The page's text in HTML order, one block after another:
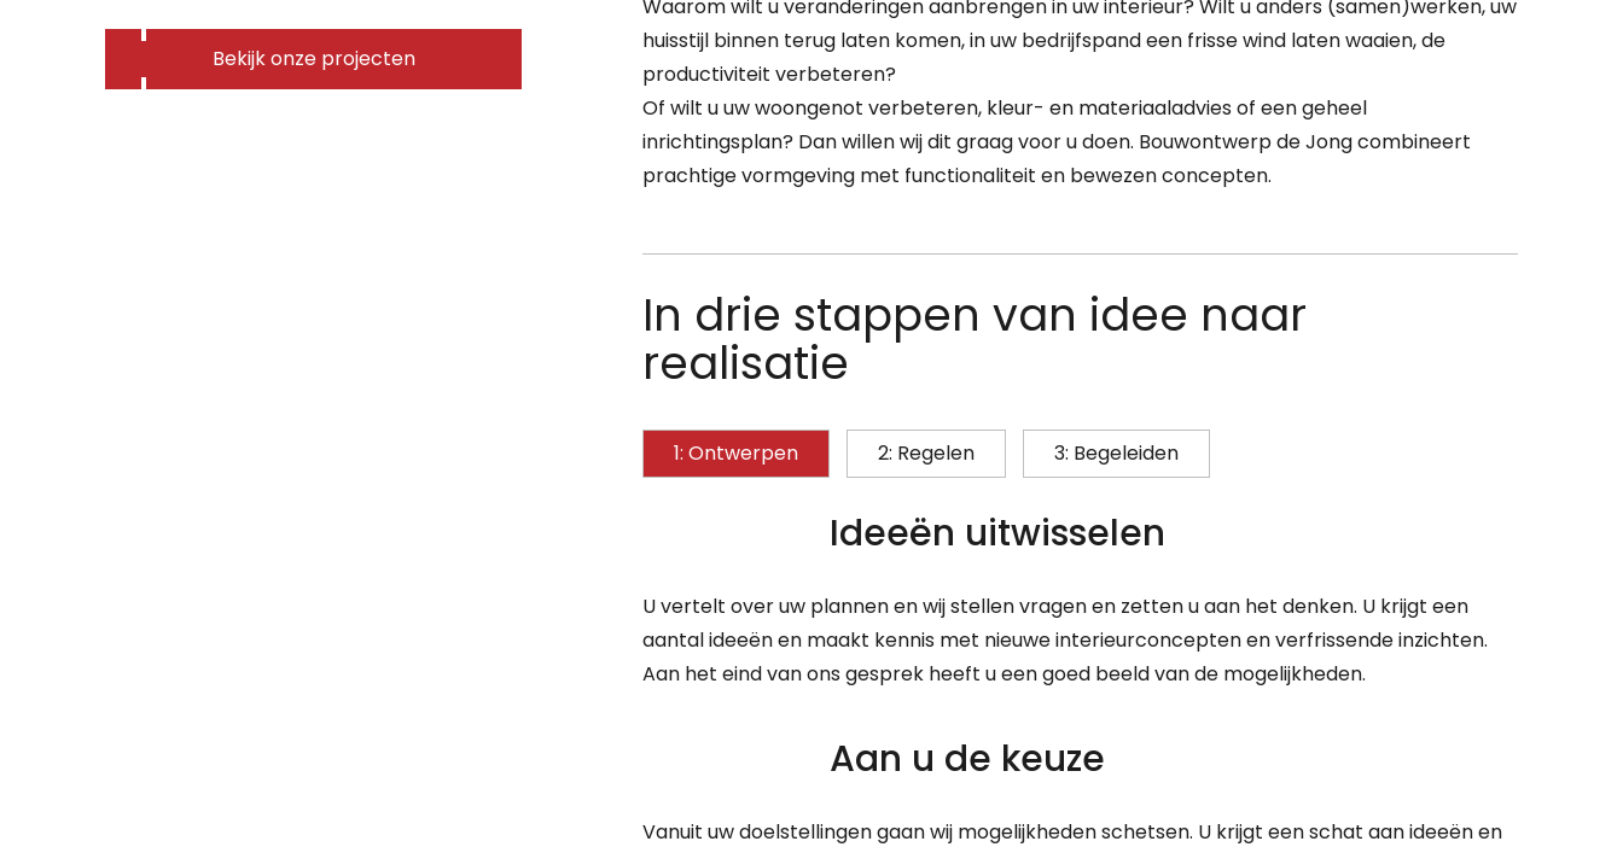
Bekijk onze projecten
Waarom wilt u veranderingen aanbrengen in uw interieur? Wilt u anders (samen)werken, uw
huisstijl binnen terug laten komen, in uw bedrijfspand een frisse wind laten waaien, de
productiviteit verbeteren?
Of wilt u uw woongenot verbeteren, kleur- en materiaaladvies of een geheel
inrichtingsplan? Dan willen wij dit graag voor u doen. Bouwontwerp de Jong combineert
prachtige vormgeving met functionaliteit en bewezen concepten.
In drie stappen van idee naar
realisatie
1: Ontwerpen 2: Regelen 3: Begeleiden
Ideeën uitwisselen
U vertelt over uw plannen en wij stellen vragen en zetten u aan het denken. U krijgt een
aantal ideeën en maakt kennis met nieuwe interieurconcepten en verfrissende inzichten.
Aan het eind van ons gesprek heeft u een goed beeld van de mogelijkheden.
Aan u de keuze
Vanuit uw doelstellingen gaan wij mogelijkheden schetsen. U krijgt een schat aan ideeën en